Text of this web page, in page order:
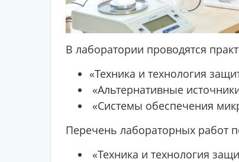
В лаборатории проводятся
«Техника и технология
«Альтернативные
«Системы обеспечения
Перечень лабораторных работ
«Техника и технология